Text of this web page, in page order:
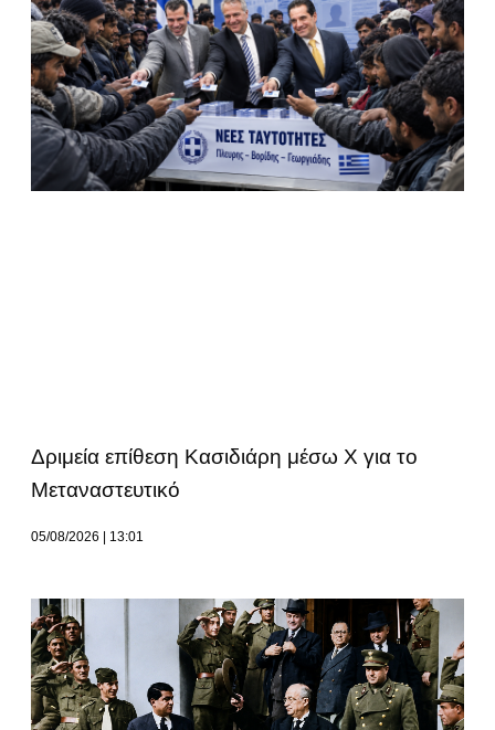
Δριμεία επίθεση Κασιδιάρη μέσω Χ για το
Μεταναστευτικό
05/08/2026 13:01